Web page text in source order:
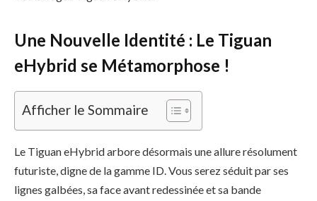
Une Nouvelle Identité : Le Tiguan
eHybrid se Métamorphose !
Afficher le Sommaire
Le Tiguan eHybrid arbore désormais une allure résolument
futuriste, digne de la gamme ID. Vous serez séduit par ses
lignes galbées, sa face avant redessinée et sa bande